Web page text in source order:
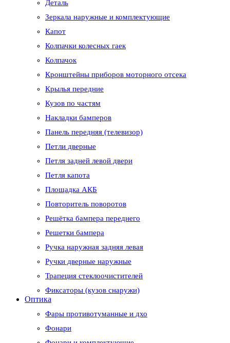
Деталь
Зеркала наружные и комплектующие
Капот
Колпачки колесных гаек
Колпачок
Кронштейны приборов моторного отсека
Крылья передние
Кузов по частям
Накладки бамперов
Панель передняя (телевизор)
Петли дверные
Петля задней левой двери
Петля капота
Площадка АКБ
Повторитель поворотов
Решётка бампера переднего
Решетки бампера
Ручка наружная задняя левая
Ручки дверные наружные
Трапеция стеклоочистителей
Фиксаторы (кузов снаружи)
Оптика
Фары противотуманные и дхо
Фонари